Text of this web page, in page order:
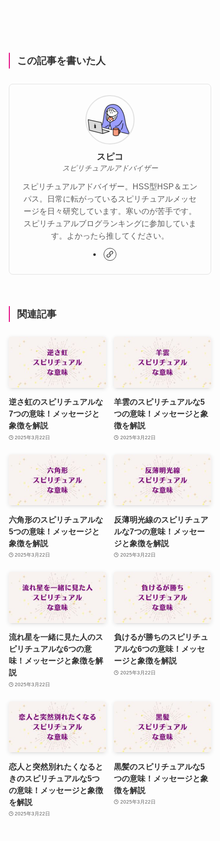
この記事を書いた人
スピコ
スピリチュアルアドバイザー
スピリチュアルアドバイザー。HSS型HSP＆エン
パス。日常に転がっているスピリチュアルメッセ
ージを日々研究しています。寒いのが苦手です。
スピリチュアルブログランキングに参加していま
す。よかったら推してください。
関連記事
逆さ虹のスピリチュアルな
7つの意味！メッセージと
象徴を解説
2025年3月22日
羊雲のスピリチュアルな5
つの意味！メッセージと象
徴を解説
2025年3月22日
六角形のスピリチュアルな
5つの意味！メッセージと
象徴を解説
2025年3月22日
反薄明光線のスピリチュア
ルな7つの意味！メッセー
ジと象徴を解説
2025年3月22日
流れ星を一緒に見た人のス
ピリチュアルな6つの意
味！メッセージと象徴を解
説
2025年3月22日
負けるが勝ちのスピリチュ
アルな6つの意味！メッセ
ージと象徴を解説
2025年3月22日
恋人と突然別れたくなると
きのスピリチュアルな5つ
の意味！メッセージと象徴
を解説
2025年3月22日
黒髪のスピリチュアルな5
つの意味！メッセージと象
徴を解説
2025年3月22日